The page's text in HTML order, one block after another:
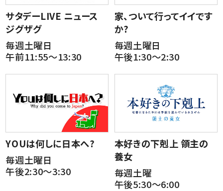
サタデーLIVE ニュース
ジグザグ
毎週土曜日
午前11:55～13:30
家、ついて行ってイイです
か?
毎週土曜日
午後1:30～2:30
YOUは何しに日本へ?
毎週土曜日
午後2:30～3:30
本好きの下剋上 領主の
養女
毎週土曜
午後5:30～6:00